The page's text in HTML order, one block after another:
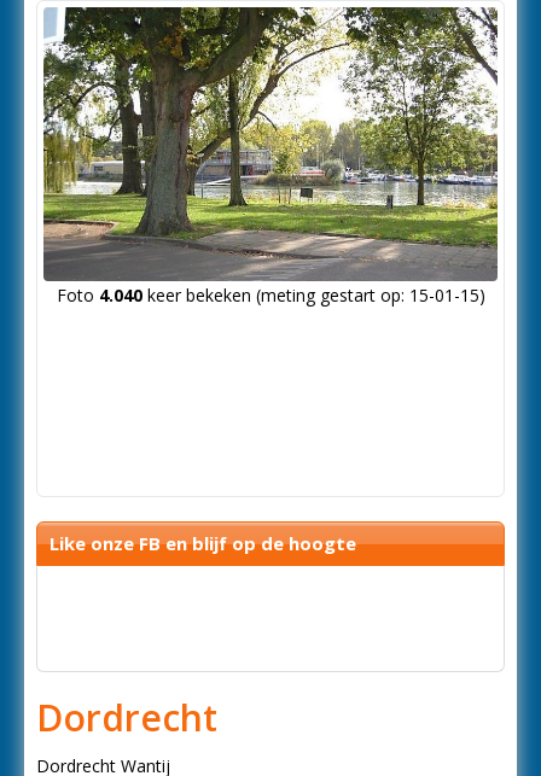
Foto 4.040keer bekeken (meting gestart op: 15-01-15)
Like onze FB en blijf op de hoogte
Dordrecht
Dordrecht Wantij